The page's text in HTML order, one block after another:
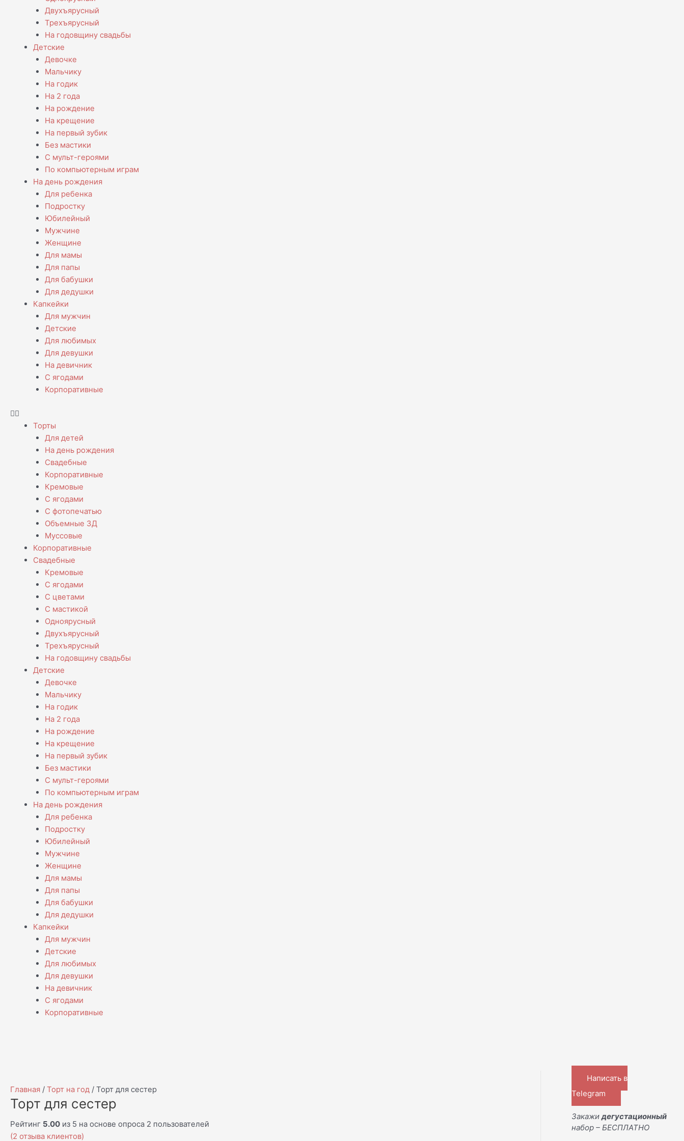
Двухъярусный
Трехъярусный
На годовщину свадьбы
Детские
Девочке
Мальчику
На годик
На 2 года
На рождение
На крещение
На первый зубик
Без мастики
С мульт-героями
По компьютерным играм
На день рождения
Для ребенка
Подростку
Юбилейный
Мужчине
Женщине
Для мамы
Для папы
Для бабушки
Для дедушки
Капкейки
Для мужчин
Детские
Для любимых
Для девушки
На девичник
С ягодами
Корпоративные
Торты
Для детей
На день рождения
Свадебные
Корпоративные
Кремовые
С ягодами
С фотопечатью
Объемные 3Д
Муссовые
Корпоративные
Свадебные
Кремовые
С ягодами
С цветами
С мастикой
Одноярусный
Двухъярусный
Трехъярусный
На годовщину свадьбы
Детские
Девочке
Мальчику
На годик
На 2 года
На рождение
На крещение
На первый зубик
Без мастики
С мульт-героями
По компьютерным играм
На день рождения
Для ребенка
Подростку
Юбилейный
Мужчине
Женщине
Для мамы
Для папы
Для бабушки
Для дедушки
Капкейки
Для мужчин
Детские
Для любимых
Для девушки
На девичник
С ягодами
Корпоративные
Главная / Торт на год / Торт для сестер
Торт для сестер
Рейтинг 5.00 из 5 на основе опроса 2 пользователей
(2 отзыва клиентов)
Написать в
Telegram
Закажидегустационный
набор – БЕСПЛАТНО